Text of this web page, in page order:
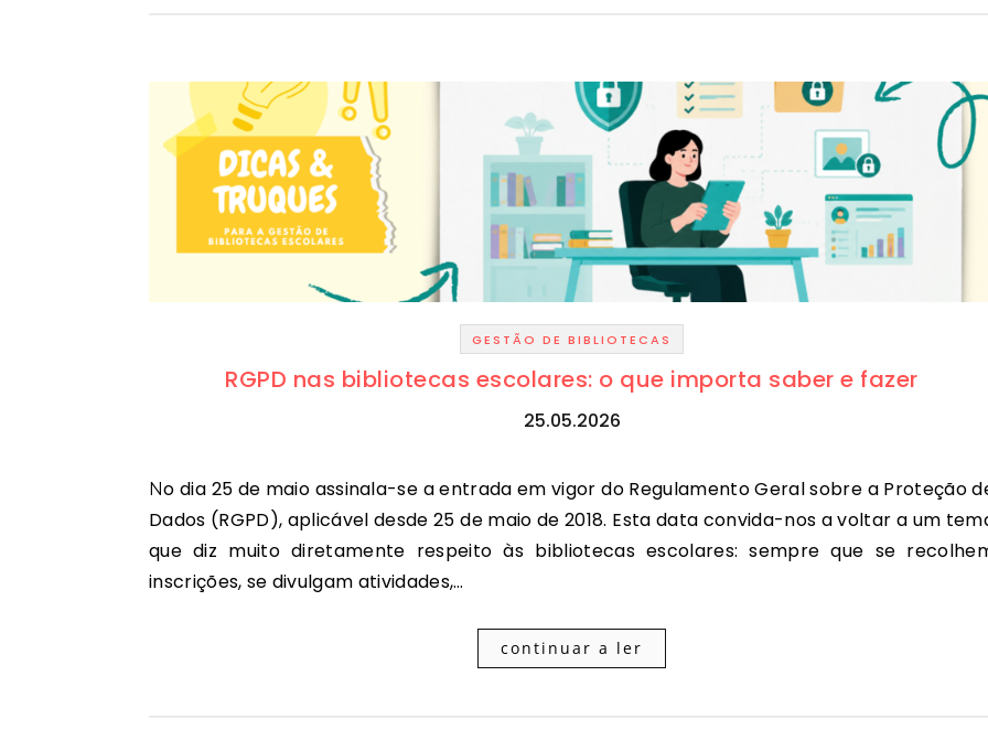
GESTÃO DE BIBLIOTECAS
RGPD nas bibliotecas escolares: o que importa saber e fazer
25.05.2026
No dia 25 de maio assinala-se a entrada em vigor do Regulamento Geral sobre a Proteção de
Dados (RGPD), aplicável desde 25 de maio de 2018. Esta data convida-nos a voltar a um
que diz muito diretamente respeito às bibliotecas escolares: sempre que se
inscrições, se divulgam atividades,…
continuar a ler